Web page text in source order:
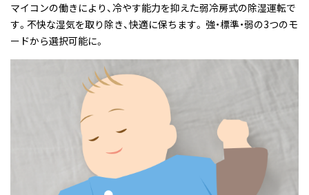
マイコンの働きにより、冷やす能力を抑えた弱冷房式の除湿運転で
す。不快な湿気を取り除き、快適に保ちます。 強・標準・弱の3つのモ
ードから選択可能に。